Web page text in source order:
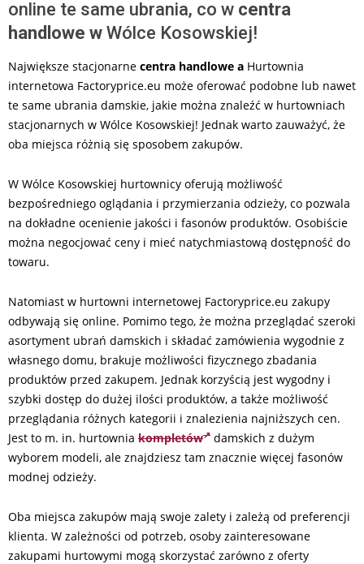
online te same ubrania, co w centra
handlowe w Wólce Kosowskiej!
Największe stacjonarne centra handlowe a Hurtownia
internetowa Factoryprice.eu może oferować podobne lub nawet
te same ubrania damskie, jakie można znaleźć w hurtowniach
stacjonarnych w Wólce Kosowskiej! Jednak warto zauważyć, że
oba miejsca różnią się sposobem zakupów.
W Wólce Kosowskiej hurtownicy oferują możliwość
bezpośredniego oglądania i przymierzania odzieży, co pozwala
na dokładne ocenienie jakości i fasonów produktów. Osobiście
można negocjować ceny i mieć natychmiastową dostępność do
towaru.
Natomiast w hurtowni internetowej Factoryprice.eu zakupy
odbywają się online. Pomimo tego, że można przeglądać szeroki
asortyment ubrań damskich i składać zamówienia wygodnie z
własnego domu, brakuje możliwości fizycznego zbadania
produktów przed zakupem. Jednak korzyścią jest wygodny i
szybki dostęp do dużej ilości produktów, a także możliwość
przeglądania różnych kategorii i znalezienia najniższych cen.
Jest to m. in. hurtownia kompletów
damskich z dużym
wyborem modeli, ale znajdziesz tam znacznie więcej fasonów
modnej odzieży.
Oba miejsca zakupów mają swoje zalety i zależą od preferencji
klienta. W zależności od potrzeb, osoby zainteresowane
zakupami hurtowymi mogą skorzystać zarówno z oferty